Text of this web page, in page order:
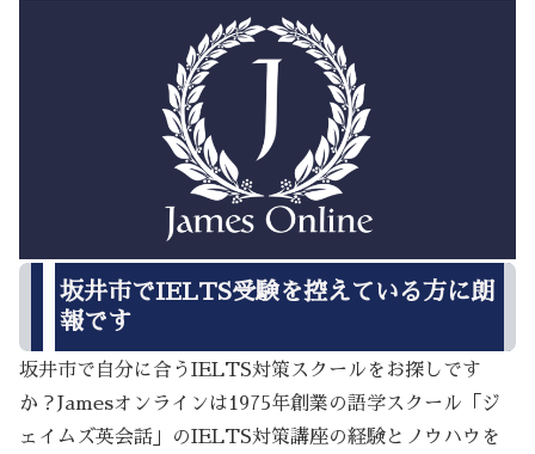
坂井市でIELTS受験を控えている方に朗
報です
坂井市で自分に合うIELTS対策スクールをお探しです
か？Jamesオンラインは1975年創業の語学スクール「ジ
ェイムズ英会話」のIELTS対策講座の経験とノウハウを